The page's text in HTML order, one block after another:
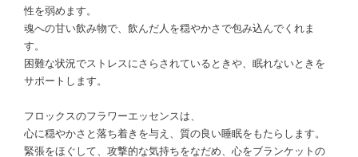
性を弱めます。
魂への甘い飲み物で、飲んだ人を穏やかさで包み込んでくれま
す。
困難な状況でストレスにさらされているときや、眠れないときを
サポートします。
フロックスのフラワーエッセンスは、
心に穏やかさと落ち着きを与え、質の良い睡眠をもたらします。
緊張をほぐして、攻撃的な気持ちをなだめ、心をブランケットの